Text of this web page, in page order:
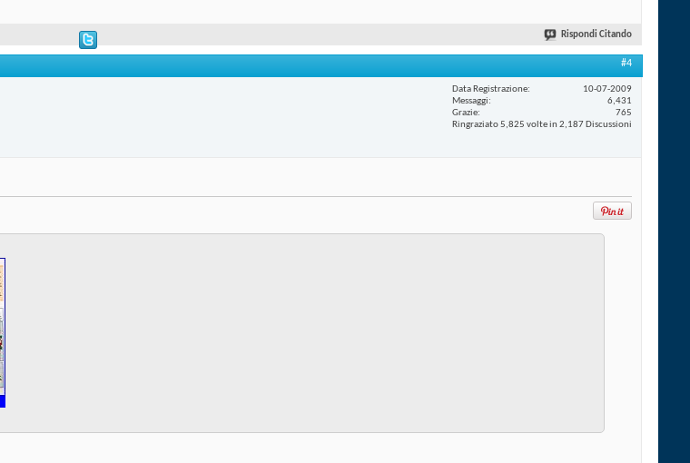
Rispondi Citando
#4
Data Registrazione
10-07-2009
Messaggi
6,431
Grazie
765
Ringraziato 5,825 volte in 2,187 Discussioni